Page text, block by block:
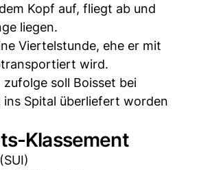
Kopf auf, fliegt ab und
liegen.
Viertelstunde, ehe er mit
wird.
soll Boisset bei
ins Spital überliefert worden
Klassement